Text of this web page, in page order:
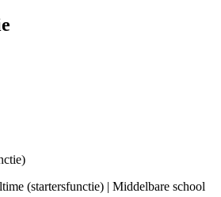
(startersfunctie) | Middelbare school